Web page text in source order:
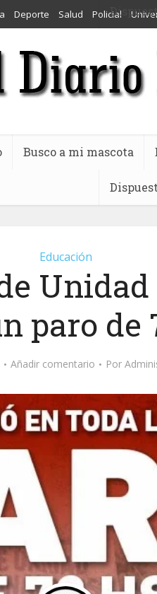
Deporte Salud Policial
Busco a mi mascota
Educación
Unidad
paro de
Añadir comentario Por